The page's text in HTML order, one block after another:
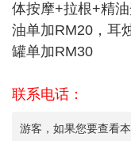
体按摩+拉根+精
油单加RM20，耳
罐单加RM30
联系电话：
游客，如果您要查看